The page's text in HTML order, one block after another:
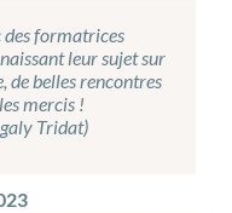
des formatrices
leur sujet sur
de belles rencontres
mercis !
Tridat)